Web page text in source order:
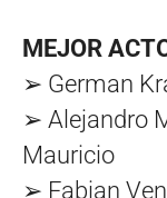
MEJOR
➢ German
➢ Alejandro
Mauricio
➢ Fabian